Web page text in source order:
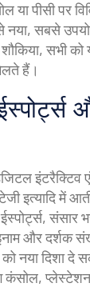
या पीसी पर
सबसे
सभी
हैं।
इंटरैक्टिव
इत्यादि में
ईस्पोर्ट्स,संसार
और दर्शक
नया दिशा दे
कंसोल,